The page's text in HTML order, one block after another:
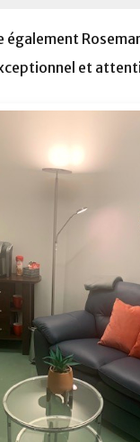
également
et